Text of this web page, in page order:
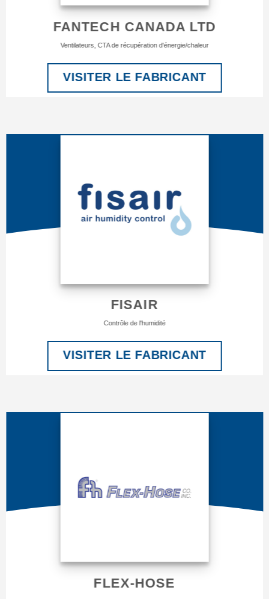
FANTECH CANADA LTD
Ventilateurs, CTA de récupération d'énergie/chaleur
VISITER LE FABRICANT
FISAIR
Contrôle de l'humidité
VISITER LE FABRICANT
FLEX-HOSE